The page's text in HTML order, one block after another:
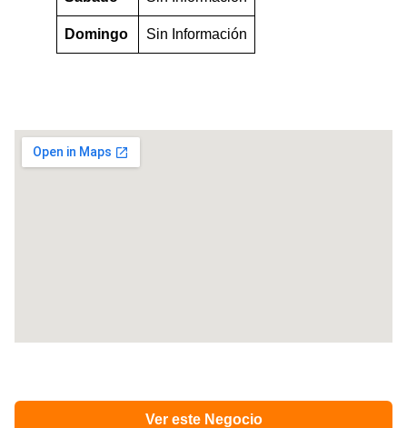
Domingo Sin Información
Ver este Negocio